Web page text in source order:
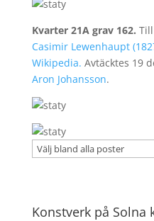
Kvarter 21A grav 162.
Casimir Lewenhaupt
Wikipedia. Avtäcktes 19
Aron Johansson.
Konstverk på Solna